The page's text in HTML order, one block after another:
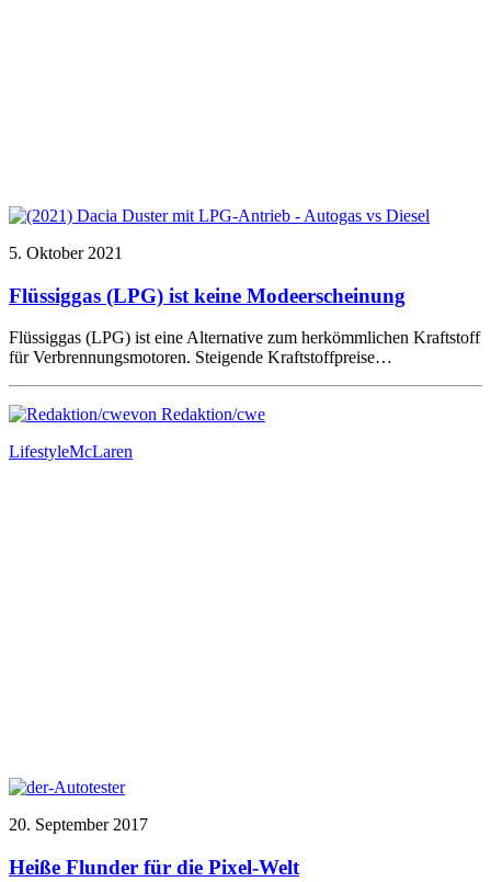
5. Oktober 2021
Flüssiggas (LPG) ist keine Modeerscheinung
Flüssiggas (LPG) ist eine Alternative zum herkömmlichen Kraftstoff
für Verbrennungsmotoren. Steigende Kraftstoffpreise…
von Redaktion/cwe
LifestyleMcLaren
20. September 2017
Heiße Flunder für die Pixel-Welt